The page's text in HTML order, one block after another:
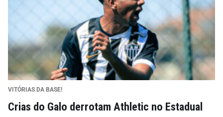
VITÓRIAS DA BASE!
Crias do Galo derrotam Athletic no Estadual